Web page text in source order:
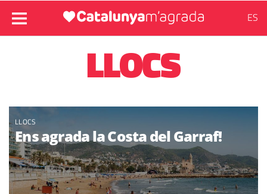
ES
LLOCS
LLOCS
Ens agrada la Costa del Garraf!